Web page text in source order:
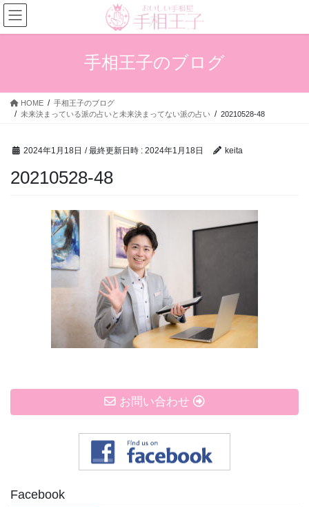
コ
ン
テ
ス
ナ
ビ
ゲ
ン
手相王子のブログ
HOME
手相王子のブログ
未来決まっている派の占いと未来決まってない派の占い
20210528-48
2024年1月18日 / 最終更新日時 : 2024年1月18日 keita
20210528-48
お問い合わせ
Facebook